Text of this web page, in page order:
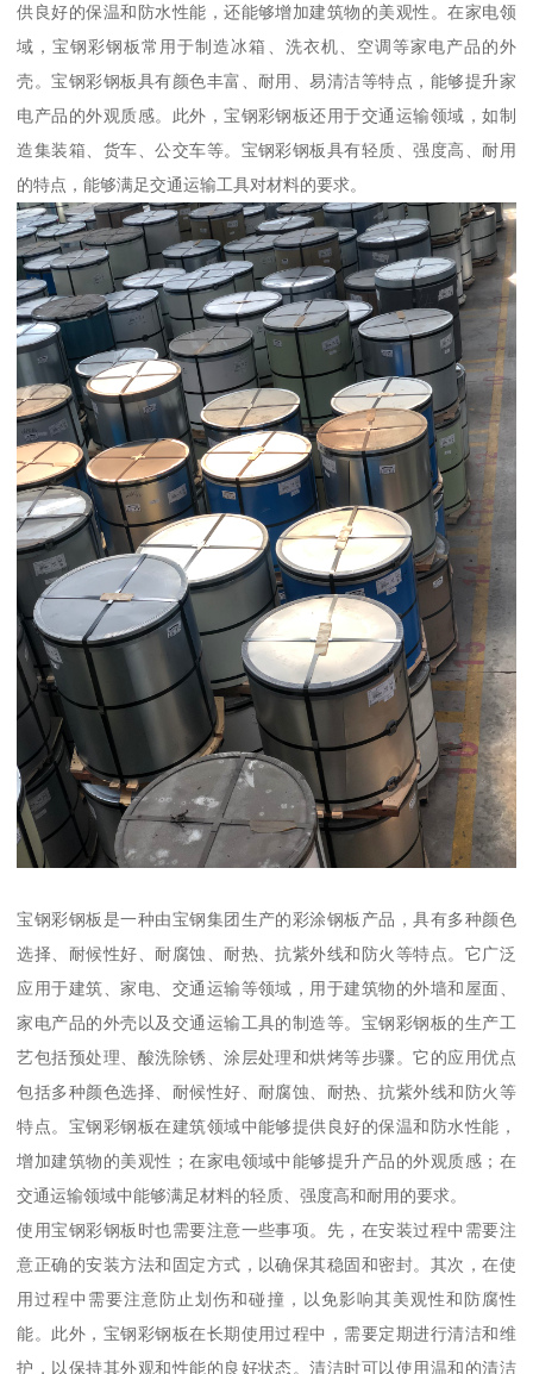
供良好的保温和防水性能，还能够增加建筑物的美观性。在家电领
域，宝钢彩钢板常用于制造冰箱、洗衣机、空调等家电产品的外
壳。宝钢彩钢板具有颜色丰富、耐用、易清洁等特点，能够提升家
电产品的外观质感。此外，宝钢彩钢板还用于交通运输领域，如制
造集装箱、货车、公交车等。宝钢彩钢板具有轻质、强度高、耐用
的特点，能够满足交通运输工具对材料的要求。
宝钢彩钢板是一种由宝钢集团生产的彩涂钢板产品，具有多种颜色
选择、耐候性好、耐腐蚀、耐热、抗紫外线和防火等特点。它广泛
应用于建筑、家电、交通运输等领域，用于建筑物的外墙和屋面、
家电产品的外壳以及交通运输工具的制造等。宝钢彩钢板的生产工
艺包括预处理、酸洗除锈、涂层处理和烘烤等步骤。它的应用优点
包括多种颜色选择、耐候性好、耐腐蚀、耐热、抗紫外线和防火等
特点。宝钢彩钢板在建筑领域中能够提供良好的保温和防水性能，
增加建筑物的美观性；在家电领域中能够提升产品的外观质感；在
交通运输领域中能够满足材料的轻质、强度高和耐用的要求。
使用宝钢彩钢板时也需要注意一些事项。先，在安装过程中需要注
意正确的安装方法和固定方式，以确保其稳固和密封。其次，在使
用过程中需要注意防止划伤和碰撞，以免影响其美观性和防腐性
能。此外，宝钢彩钢板在长期使用过程中，需要定期进行清洁和维
护，以保持其外观和性能的良好状态。清洁时可以使用温和的清洁